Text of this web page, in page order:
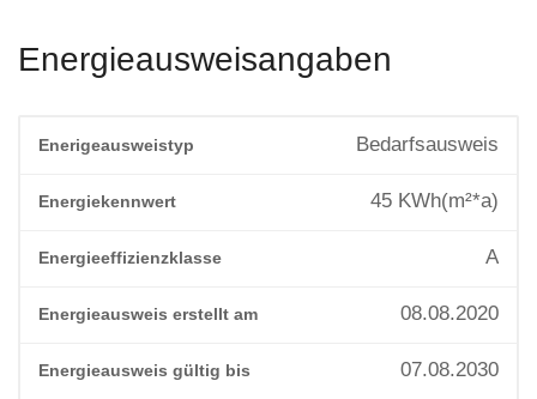
Energieausweisangaben
Enerigeausweistyp Bedarfsausweis
Energiekennwert 45 KWh(m²*a)
Energieeffizienzklasse A
Energieausweis erstellt am 08.08.2020
Energieausweis gültig bis 07.08.2030